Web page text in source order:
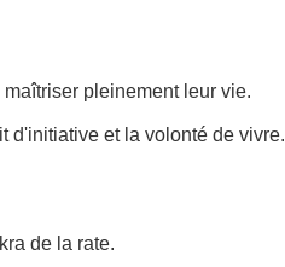
pleinement leur vie.
d'initiative et la volonté de vivre.
de la rate.